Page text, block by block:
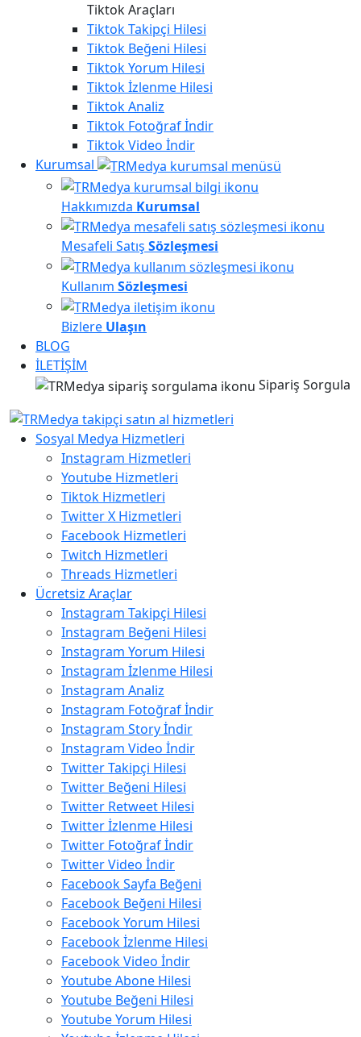
Tiktok Araçları
TiktokTakipçi Hilesi
Tiktok Beğeni Hilesi
TiktokYorum Hilesi
Tiktokİzlenme Hilesi
TiktokAnaliz
Tiktok Fotoğraf İndir
TiktokVideo İndir
Kurumsal
Hakkımızda Kurumsal
Mesafeli Satış Sözleşmesi
Kullanım Sözleşmesi
Bizlere Ulaşın
BLOG
İLETİŞİM
Sipariş Sorgula
Sosyal Medya Hizmetleri
Instagram Hizmetleri
Youtube Hizmetleri
Tiktok Hizmetleri
Twitter X Hizmetleri
Facebook Hizmetleri
Twitch Hizmetleri
Threads Hizmetleri
Ücretsiz Araçlar
Instagram Takipçi Hilesi
Instagram Beğeni Hilesi
Instagram Yorum Hilesi
Instagram İzlenme Hilesi
Instagram Analiz
Instagram Fotoğraf İndir
Instagram Story İndir
Instagram Video İndir
Twitter Takipçi Hilesi
Twitter Beğeni Hilesi
Twitter Retweet Hilesi
Twitter İzlenme Hilesi
Twitter Fotoğraf İndir
Twitter Video İndir
Facebook Sayfa Beğeni
Facebook Beğeni Hilesi
Facebook Yorum Hilesi
Facebook İzlenme Hilesi
Facebook Video İndir
Youtube Abone Hilesi
Youtube Beğeni Hilesi
Youtube Yorum Hilesi